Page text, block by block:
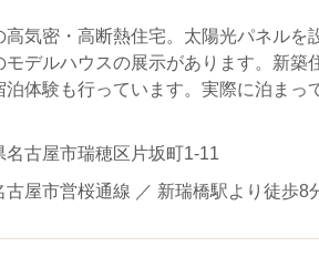
高気密・高断熱住宅。太陽光パネル
モデルハウスの展示があります。新
泊体験も行っています。実際に泊ま
名古屋市瑞穂区片坂町1-11
古屋市営桜通線 ／ 新瑞橋駅より徒歩8